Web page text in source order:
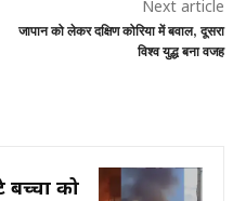
Next article
जापान को लेकर दक्षिण कोरिया में बवाल, दूसरा
विश्व युद्ध बना वजह
बच्चों को